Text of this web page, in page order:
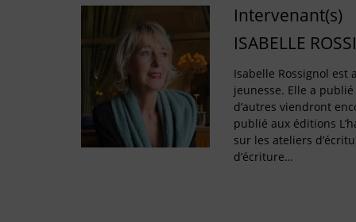
Intervenant(s)
ISABELLE
Isabelle Rossignol
jeunesse. Elle a
d’autres viendront
publié aux éditions
sur les ateliers
d’écriture…